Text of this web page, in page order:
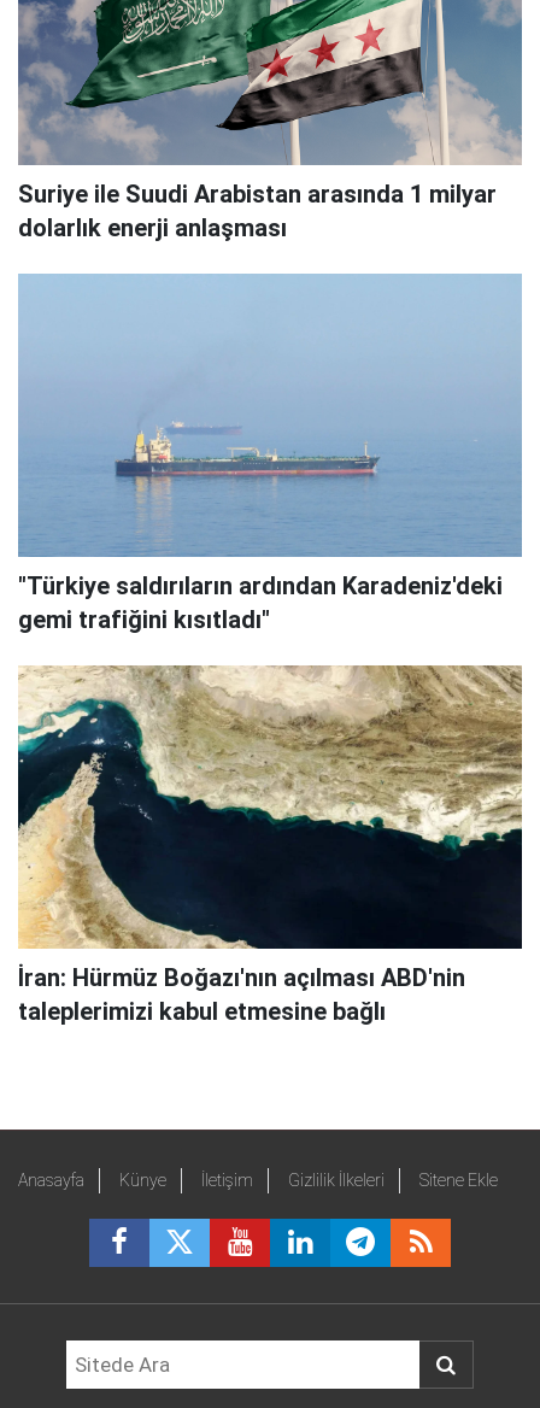
Suriye ile Suudi Arabistan arasında 1 milyar
dolarlık enerji anlaşması
"Türkiye saldırıların ardından Karadeniz'deki
gemi trafiğini kısıtladı"
İran: Hürmüz Boğazı'nın açılması ABD'nin
taleplerimizi kabul etmesine bağlı
Anasayfa Künye İletişim Gizlilik İlkeleri Sitene Ekle